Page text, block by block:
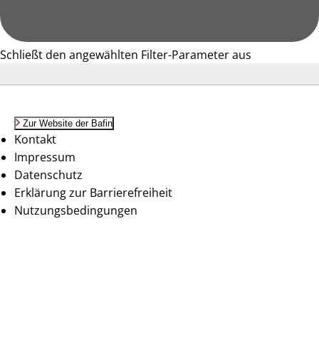
Schließt den angewählten Filter-Parameter aus
Zur Website der Bafin
Kontakt
Impressum
Datenschutz
Erklärung zur Barrierefreiheit
Nutzungsbedingungen